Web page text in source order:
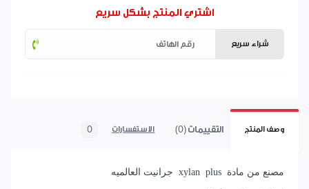
اشتري المنتج بشكل سريع
شراء سريع
وصف المنتج التقييمات (0) الاستفسارات 0
مصنع من مادة xylan plus جرانيت العالميه